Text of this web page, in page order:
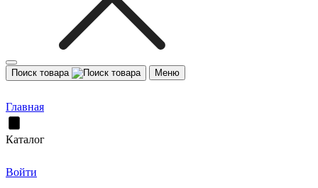
Поиск товара Меню
Главная
Каталог
Войти